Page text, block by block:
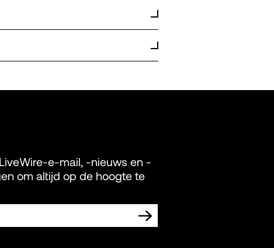
e-mail, -nieuws en -
om altijd op de hoogte te